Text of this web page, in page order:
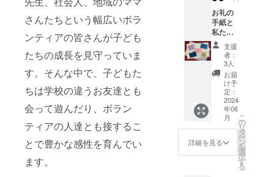
さんたちという幅広いボラ
ンティアの皆さんが子ども
たちの成長を見守っていま
す。そんな中で、子どもた
ちは学校の違うお友達とも
会って遊んだり、ボラン
ティアの人達とも接するこ
とで豊かな感性を育んでい
ます。
お礼の
手紙と
私たち
の活動
につい
てのパ
ンフ
レッ
ト、手
作り水
引ポチ
袋を送
らせて
いただ
きま
す！
支援
者：
3人
お届
け予
定：
2024
年06
月
詳細を見る
こ
の
リ
タ
ー
ン
を
選
択
す
る